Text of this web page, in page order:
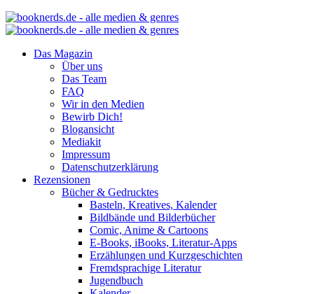
Das Magazin
Über uns
Das Team
FAQ
Wir in den Medien
Bewirb Dich!
Blogansicht
Mediakit
Impressum
Datenschutzerklärung
Rezensionen
Bücher & Gedrucktes
Basteln, Kreatives, Kalender
Bildbände und Bilderbücher
Comic, Anime & Cartoons
E-Books, iBooks, Literatur-Apps
Erzählungen und Kurzgeschichten
Fremdsprachige Literatur
Jugendbuch